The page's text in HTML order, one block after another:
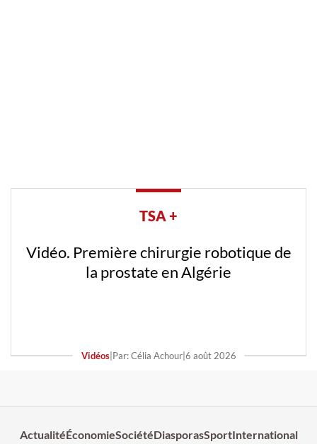
TSA +
Vidéo. Première chirurgie robotique de
la prostate en Algérie
Vidéos| Par: Célia Achour| 6 août 2026
ActualitéÉconomieSociétéDiasporasSportInternational